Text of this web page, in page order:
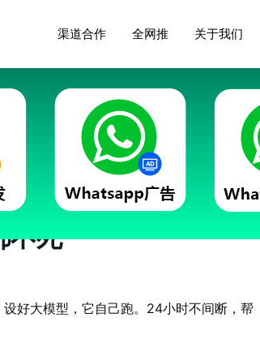
渠道合作 全网推 关于我们
上装个智能体，24
不死
设好大模型，它自己跑。24小时不间断，帮